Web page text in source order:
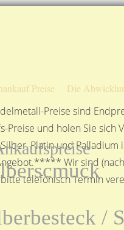
Preise Die
Preise sind
und holen Sie sich
Platin und Palladium
Wir sind
bitte telefonisch Termin
/